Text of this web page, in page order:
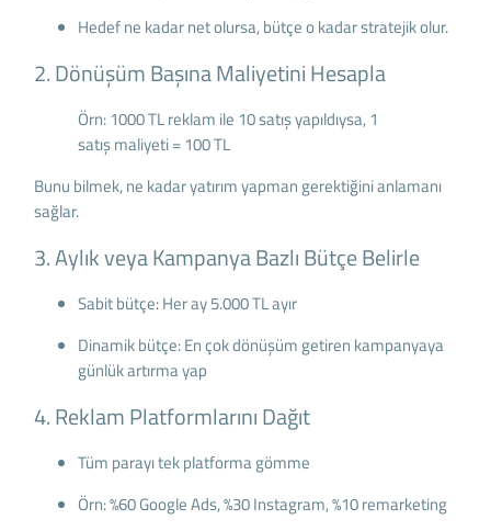
Hedef ne kadar net olursa, bütçe o kadar stratejik olur.
2. Dönüşüm Başına Maliyetini Hesapla
Örn: 1000 TL reklam ile 10 satış yapıldıysa, 1
satış maliyeti = 100 TL
Bunu bilmek, ne kadar yatırım yapman gerektiğini anlamanı
sağlar.
3. Aylık veya Kampanya Bazlı Bütçe Belirle
Sabit bütçe: Her ay 5.000 TL ayır
Dinamik bütçe: En çok dönüşüm getiren kampanyaya
günlük artırma yap
4. Reklam Platformlarını Dağıt
Tüm parayı tek platforma gömme
Örn: %60 Google Ads, %30 Instagram, %10 remarketing